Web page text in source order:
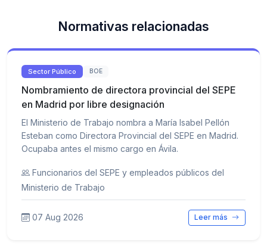
Normativas relacionadas
Sector Público BOE
Nombramiento de directora provincial del SEPE
en Madrid por libre designación
El Ministerio de Trabajo nombra a María Isabel Pellón
Esteban como Directora Provincial del SEPE en Madrid.
Ocupaba antes el mismo cargo en Ávila.
Funcionarios del SEPE y empleados públicos del
Ministerio de Trabajo
07 Aug 2026 Leer más